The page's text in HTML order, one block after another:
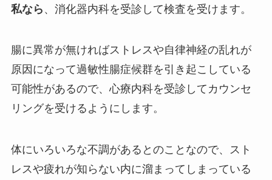
私なら 、消化器内科を受診して検査を受けます。
腸に異常が無ければストレスや自律神経の乱れが
原因になって過敏性腸症候群を引き起こしている
可能性があるので、心療内科を受診してカウンセ
リングを受けるようにします。
体にいろいろな不調があるとのことなので、スト
レスや疲れが知らない内に溜まってしまっている